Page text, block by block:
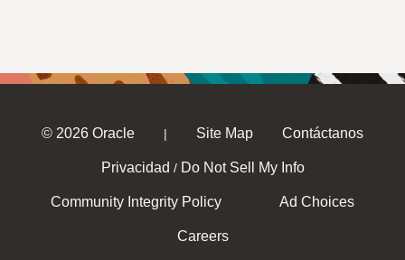
© 2026 Oracle | Site Map Contáctanos
Privacidad / Do Not Sell My Info
Community Integrity Policy Ad Choices
Careers